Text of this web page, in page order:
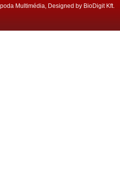
Multimédia, Designed by BioDigit Kft.